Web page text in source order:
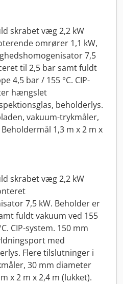
skrabet væg 2,2 kW
omrører 1,1 kW,
7,5
til 2,5 bar samt fuldt
4,5 bar / 155 °C. CIP-
hængslet
beholderlys.
vakuum-trykmåler,
1,3 m x 2 m x
skrabet væg 2,2 kW
7,5 kW. Beholder er
fuldt vakuum ved 155
CIP-system. 150 mm
med
Flere tilslutninger i
30 mm diameter
x 2 m x 2,4 m (lukket).